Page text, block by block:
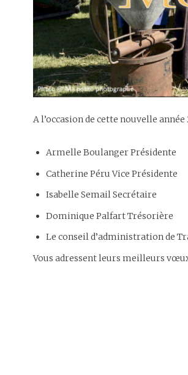
A l’occasion de cette nouvelle année
Armelle Boulanger Présidente
Catherine Péru Vice Présidente
Isabelle Semail Secrétaire
Dominique Palfart Trésorière
Le conseil d’administration de
Vous adressent leurs meilleurs